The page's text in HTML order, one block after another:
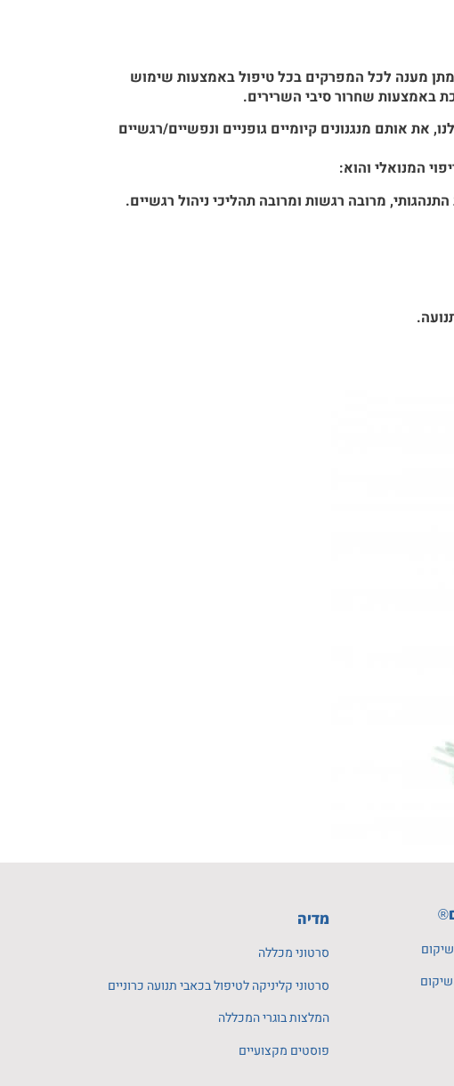
מענה לכל המפרקים בכל טיפול באמצעות שימוש
באמצעות שחרור סיבי השרירים.
את אותם מנגנונים קיומיים גופניים ונפשיים/רגשיים
המנואלי והוא:
מרובה רגשות ומרובה תהליכי ניהול רגשיים.
® מדיה
סרטוני מכללה
סרטוני קליניקה לטיפול בכאבי תנועה כרוניים
המלצות בוגרי המכללה
פוסטים מקצועיים